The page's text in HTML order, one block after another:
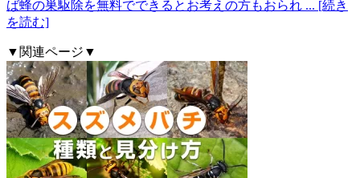
ば蜂の巣駆除を無料でできるとお考えの方もおられ ... [続き
を読む]
▼関連ページ▼